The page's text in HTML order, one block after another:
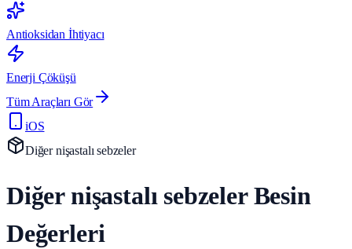
Antioksidan İhtiyacı
Enerji Çöküşü
Tüm Araçları Gör
iOS
Diğer nişastalı sebzeler
Diğer nişastalı sebzeler Besin
Değerleri